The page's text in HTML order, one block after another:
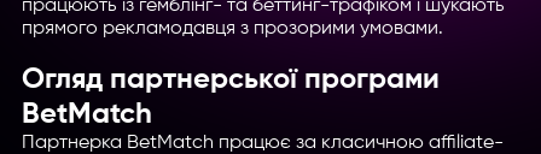
працюють із гемблінг- та беттинг-трафіком і шукають
прямого рекламодавця з прозорими умовами.
Огляд партнерської програми
BetMatch
Партнерка BetMatch працює за класичною affiliate-